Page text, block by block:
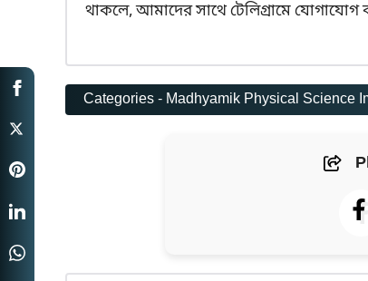
থাকলে, আমাদের সাথে টেলিগ্রামে
Categories - Madhyamik Physical Science